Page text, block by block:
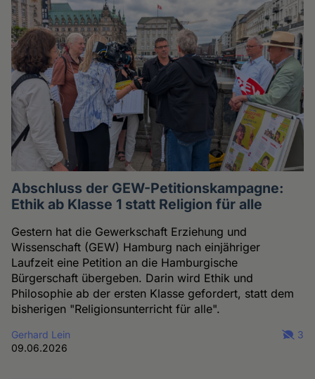
Abschluss der GEW-Petitionskampagne:
Ethik ab Klasse 1 statt Religion für alle
Gestern hat die Gewerkschaft Erziehung und
Wissenschaft (GEW) Hamburg nach einjähriger
Laufzeit eine Petition an die Hamburgische
Bürgerschaft übergeben. Darin wird Ethik und
Philosophie ab der ersten Klasse gefordert, statt dem
bisherigen "Religionsunterricht für alle".
Gerhard Lein
09.06.2026
3